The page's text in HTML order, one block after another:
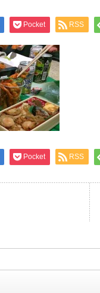
Pocket RSS
Pocket RSS